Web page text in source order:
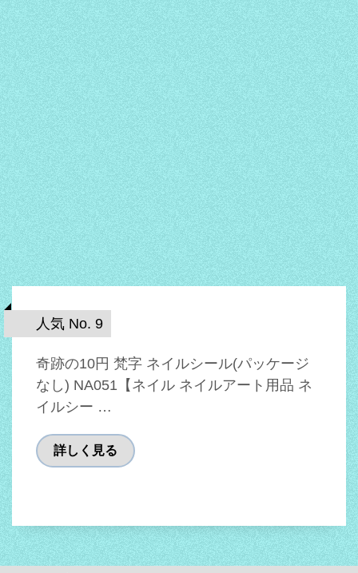
人気 No. 9
奇跡の10円 梵字 ネイルシール(パッケージ
なし) NA051【ネイル ネイルアート用品 ネ
イルシー …
詳しく見る